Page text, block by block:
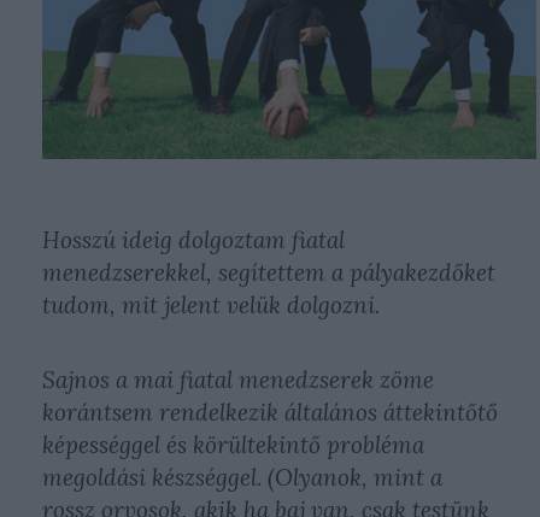
Hosszú ideig dolgoztam fiatal
menedzserekkel, segítettem a pályakezdőket
tudom, mit jelent velük dolgozni.
Sajnos a mai fiatal menedzserek zöme
korántsem rendelkezik általános áttekintőtő
képességgel és körültekintő probléma
megoldási készséggel. (Olyanok, mint a
rossz orvosok, akik ha baj van, csak testünk